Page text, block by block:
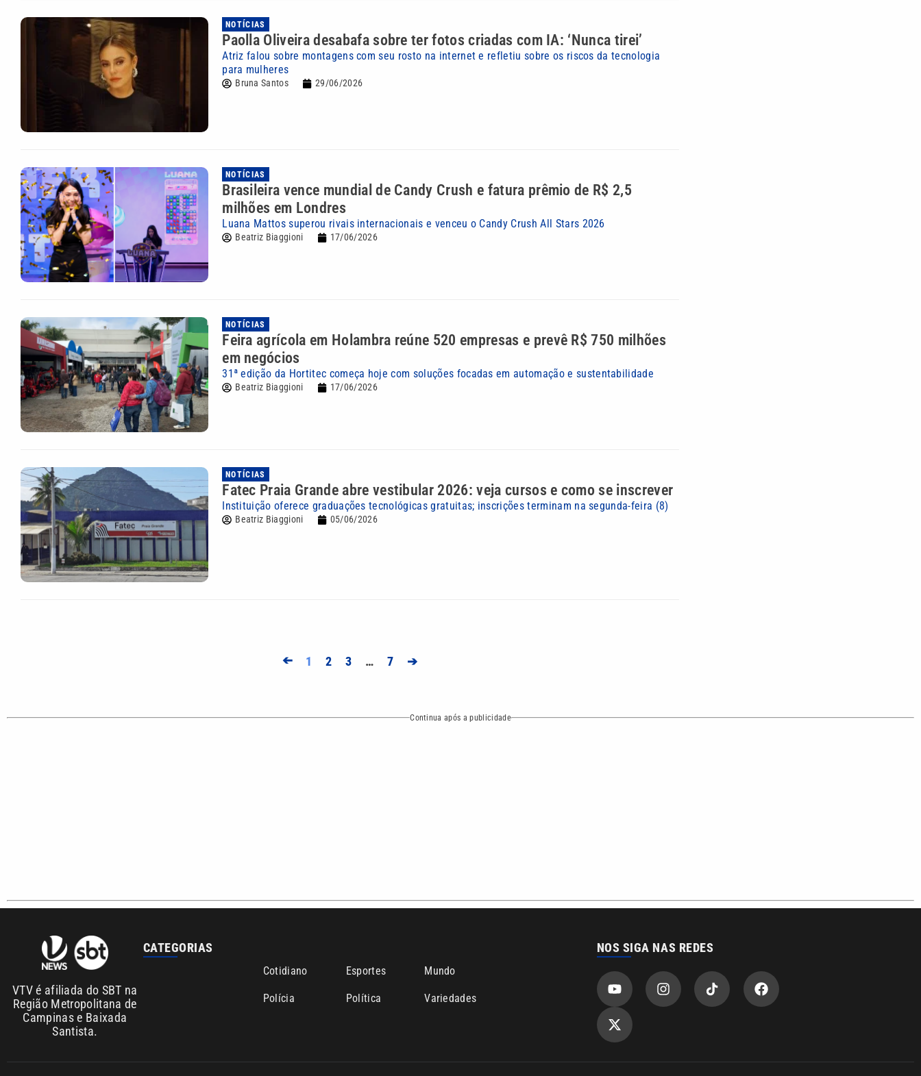
NOTÍCIAS
Paolla Oliveira desabafa sobre ter fotos criadas com IA: ‘Nunca tirei’
Atriz falou sobre montagens com seu rosto na internet e refletiu sobre os riscos da tecnologia
para mulheres
Bruna Santos 29/06/2026
NOTÍCIAS
Brasileira vence mundial de Candy Crush e fatura prêmio de R$ 2,5
milhões em Londres
Luana Mattos superou rivais internacionais e venceu o Candy Crush All Stars 2026
Beatriz Biaggioni 17/06/2026
NOTÍCIAS
Feira agrícola em Holambra reúne 520 empresas e prevê R$ 750 milhões
em negócios
31ª edição da Hortitec começa hoje com soluções focadas em automação e sustentabilidade
Beatriz Biaggioni 17/06/2026
NOTÍCIAS
Fatec Praia Grande abre vestibular 2026: veja cursos e como se inscrever
Instituição oferece graduações tecnológicas gratuitas; inscrições terminam na segunda-feira (8)
Beatriz Biaggioni 05/06/2026
➔ 1 2 3 … 7 ➔
Continua após a publicidade
Sobre nós Anuncie agora com a emissora VTV SBT Área de cobertura que a VTV SBT acompanha: Entre em contato com a VTV News
Copyright © 2026. Todos os direitos reservados | Empresa de Comunicação PRM Ltda – CNPJ: 01.773.119.0001-60